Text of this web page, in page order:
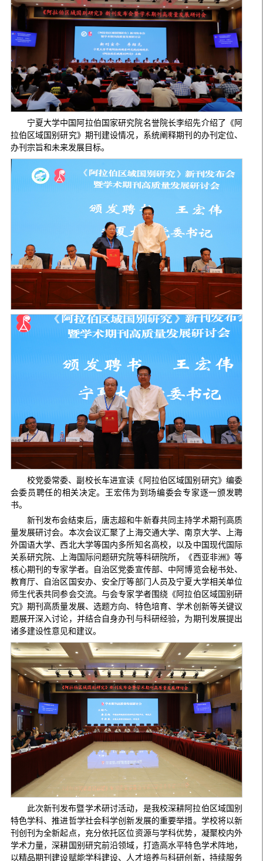
宁夏大学中国阿拉伯国家研究院名誉院长李绍先介绍了《阿
拉伯区域国别研究》期刊建设情况，系统阐释期刊的办刊定位、
办刊宗旨和未来发展目标。
校党委常委、副校长车进宣读《阿拉伯区域国别研究》编委
会委员聘任的相关决定。王宏伟为到场编委会专家逐一颁发聘
书。
新刊发布会结束后，唐志超和牛新春共同主持学术期刊高质
量发展研讨会。本次会议汇聚了上海交通大学、南京大学、上海
外国语大学、西北大学等国内多所知名高校，以及中国现代国际
关系研究院、上海国际问题研究院等科研院所，《西亚非洲》等
核心期刊的专家学者。自治区党委宣传部、中阿博览会秘书处、
教育厅、自治区国安办、安全厅等部门人员及宁夏大学相关单位
师生代表共同参会交流。与会专家学者围绕《阿拉伯区域国别研
究》期刊高质量发展、选题方向、特色培育、学术创新等关键议
题展开深入讨论，并结合自身办刊与科研经验，为期刊发展提出
诸多建设性意见和建议。
此次新刊发布暨学术研讨活动，是我校深耕阿拉伯区域国别
特色学科、推进哲学社会科学创新发展的重要举措。学校将以新
刊创刊为全新起点，充分依托区位资源与学科优势，凝聚校内外
学术力量，深耕国别研究前沿领域，打造高水平特色学术阵地，
以精品期刊建设赋能学科建设、人才培养与科研创新，持续服务